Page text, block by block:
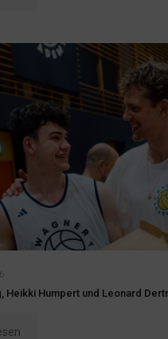
Heikki Humpert und Leonard